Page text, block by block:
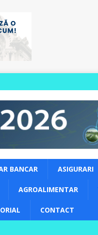
BANCAR ASIGURARI
AGROALIMENTAR
CONTACT